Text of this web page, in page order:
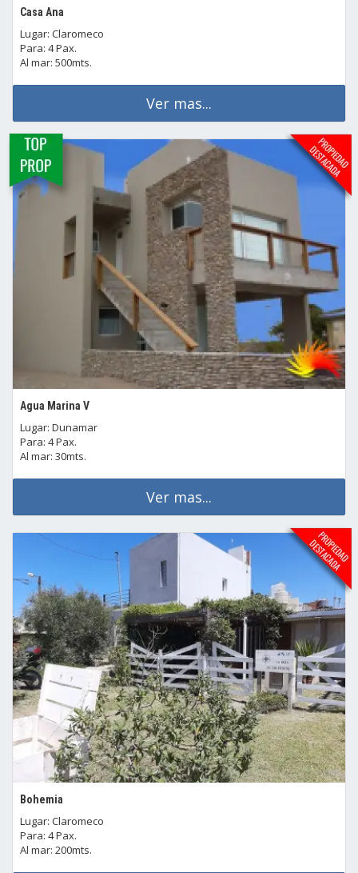
Casa Ana
Lugar: Claromeco
Para: 4 Pax.
Al mar: 500mts.
Ver mas...
Agua Marina V
Lugar: Dunamar
Para: 4 Pax.
Al mar: 30mts.
Ver mas...
Bohemia
Lugar: Claromeco
Para: 4 Pax.
Al mar: 200mts.